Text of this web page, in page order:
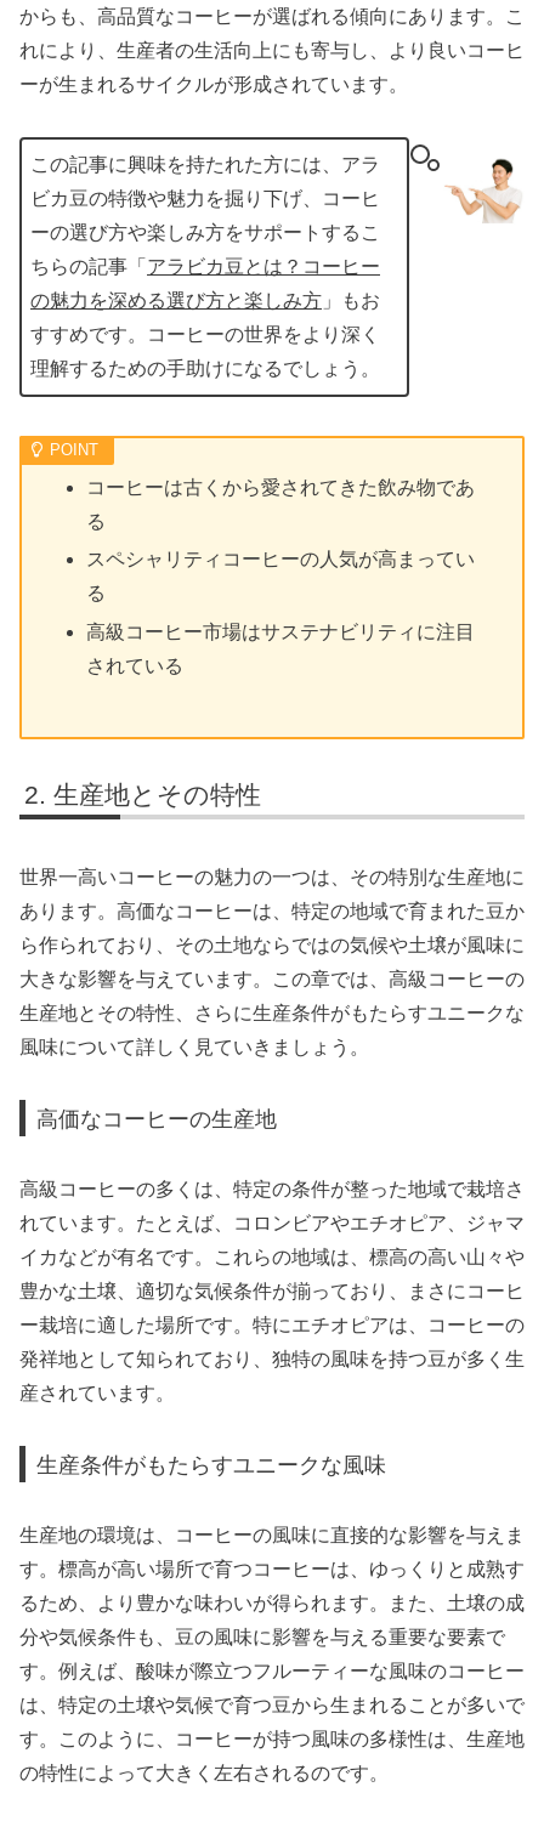
からも、高品質なコーヒーが選ばれる傾向にあります。こ
れにより、生産者の生活向上にも寄与し、より良いコーヒ
ーが生まれるサイクルが形成されています。
この記事に興味を持たれた方には、アラ
ビカ豆の特徴や魅力を掘り下げ、コーヒ
ーの選び方や楽しみ方をサポートするこ
ちらの記事「 アラビカ豆とは？コーヒー
の魅力を深める選び方と楽しみ方 」もお
すすめです。コーヒーの世界をより深く
理解するための手助けになるでしょう。
コーヒーは古くから愛されてきた飲み物であ
る
スペシャリティコーヒーの人気が高まってい
る
高級コーヒー市場はサステナビリティに注目
されている
生産地とその特性
世界一高いコーヒーの魅力の一つは、その特別な生産地に
あります。高価なコーヒーは、特定の地域で育まれた豆か
ら作られており、その土地ならではの気候や土壌が風味に
大きな影響を与えています。この章では、高級コーヒーの
生産地とその特性、さらに生産条件がもたらすユニークな
風味について詳しく見ていきましょう。
高価なコーヒーの生産地
高級コーヒーの多くは、特定の条件が整った地域で栽培さ
れています。たとえば、コロンビアやエチオピア、ジャマ
イカなどが有名です。これらの地域は、標高の高い山々や
豊かな土壌、適切な気候条件が揃っており、まさにコーヒ
ー栽培に適した場所です。特にエチオピアは、コーヒーの
発祥地として知られており、独特の風味を持つ豆が多く生
産されています。
生産条件がもたらすユニークな風味
生産地の環境は、コーヒーの風味に直接的な影響を与えま
す。標高が高い場所で育つコーヒーは、ゆっくりと成熟す
るため、より豊かな味わいが得られます。また、土壌の成
分や気候条件も、豆の風味に影響を与える重要な要素で
す。例えば、酸味が際立つフルーティーな風味のコーヒー
は、特定の土壌や気候で育つ豆から生まれることが多いで
す。このように、コーヒーが持つ風味の多様性は、生産地
の特性によって大きく左右されるのです。